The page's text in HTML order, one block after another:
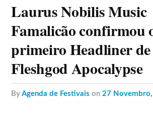
Laurus Nobilis Music
Famalicão confirmou
primeiro Headliner de
Fleshgod Apocalypse
byAgenda de Festivais on27